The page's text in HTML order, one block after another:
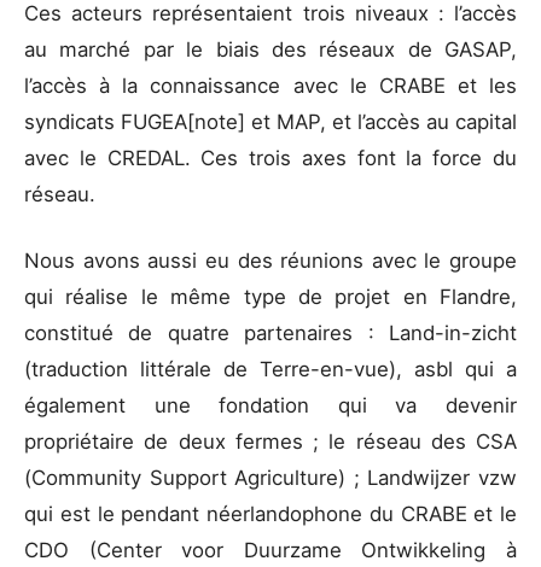
Ces acteurs représentaient trois niveaux : l’accès
au marché par le biais des réseaux de GASAP,
l’accès à la connaissance avec le CRABE et les
syndicats FUGEA[note] et MAP, et l’accès au capital
avec le CREDAL. Ces trois axes font la force du
réseau.
Nous avons aussi eu des réunions avec le groupe
qui réalise le même type de projet en Flandre,
constitué de quatre partenaires : Land-in-zicht
(traduction littérale de Terre-en-vue), asbl qui a
également une fondation qui va devenir
propriétaire de deux fermes ; le réseau des CSA
(Community Support Agriculture) ; Landwijzer vzw
qui est le pendant néerlandophone du CRABE et le
CDO (Center voor Duurzame Ontwikkeling à